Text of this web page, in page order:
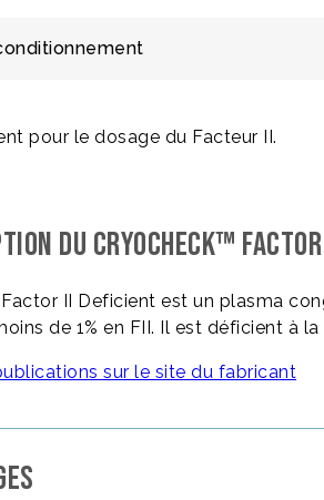
pour le dosage du Facteur II.
DU CRYOCHECK™
II Deficient est un plasma
de 1% en FII. Il est déficient à
sur le site du fabricant